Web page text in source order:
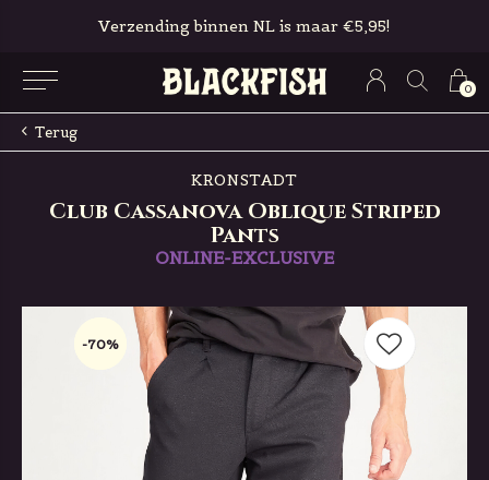
0
Verzending binnen NL is maar €5,95!
Terug
KRONSTADT
Club Cassanova Oblique Striped
Pants
ONLINE-EXCLUSIVE
-70%
-70%